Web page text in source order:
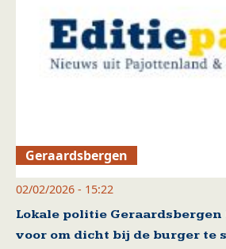
Geraardsbergen
02/02/2026 - 15:22
Lokale politie
voor om dicht bij de burger te